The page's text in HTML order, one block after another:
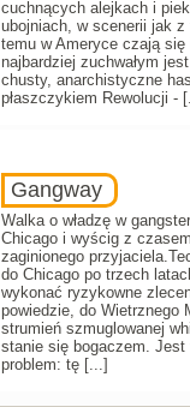
cuchnących alejkach i
ubojniach, w scenerii jak z
temu w Ameryce czają
najbardziej zuchwałym
chusty, anarchistyczne
płaszczykiem Rewolucji -
Gangway
Walka o władzę w
Chicago i wyścig z
zaginionego
do Chicago po trzech
wykonać ryzykowne
powiedzie, do Wietrznego
strumień szmuglowanej
stanie się bogaczem. Jest
problem: tę [...]